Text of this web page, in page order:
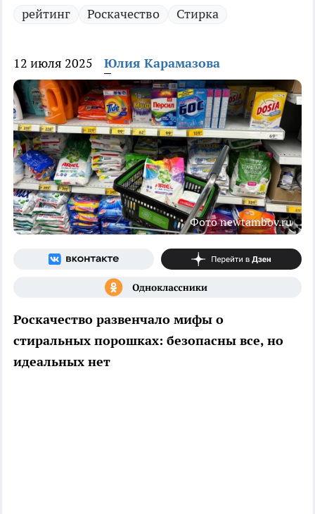
рейтинг Роскачество Стирка
12 июля 2025 Юлия Карамазова
Фото newtambov.ru
Роскачество развенчало мифы о
стиральных порошках: безопасны все, но
идеальных нет